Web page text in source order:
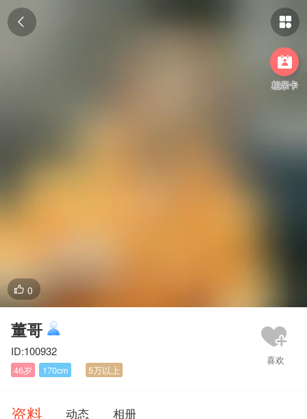
 

相亲卡
 0
董哥
ID:100932
46岁 170cm 5万以上
资料 动态 相册